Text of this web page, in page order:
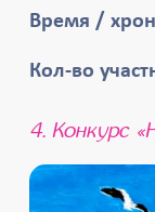
Время /
Кол-во
4. Конкурс